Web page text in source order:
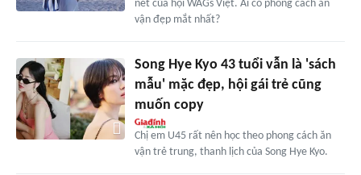
nét của hội WAGs Việt. Ai có phong cách ăn
vận đẹp mắt nhất?
Song Hye Kyo 43 tuổi vẫn là 'sách
mẫu' mặc đẹp, hội gái trẻ cũng
muốn copy
Chị em U45 rất nên học theo phong cách ăn
vận trẻ trung, thanh lịch của Song Hye Kyo.